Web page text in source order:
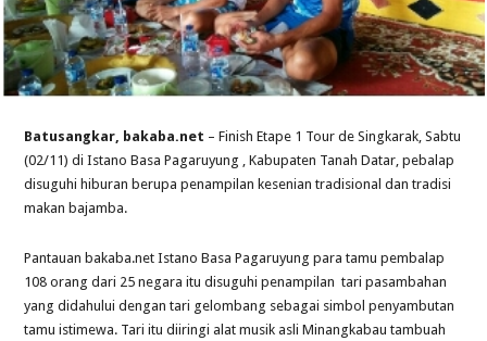
Batusangkar, bakaba.net – Finish Etape 1 Tour de Singkarak, Sabtu
(02/11) di Istano Basa Pagaruyung , Kabupaten Tanah Datar, pebalap
disuguhi hiburan berupa penampilan kesenian tradisional dan tradisi
makan bajamba.
Pantauan bakaba.net Istano Basa Pagaruyung para tamu pembalap
108 orang dari 25 negara itu disuguhi penampilan tari pasambahan
yang didahului dengan tari gelombang sebagai simbol penyambutan
tamu istimewa. Tari itu diiringi alat musik asli Minangkabau tambuah